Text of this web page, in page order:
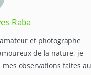
Raba
et photographe
de la nature, je
mes observations faites au